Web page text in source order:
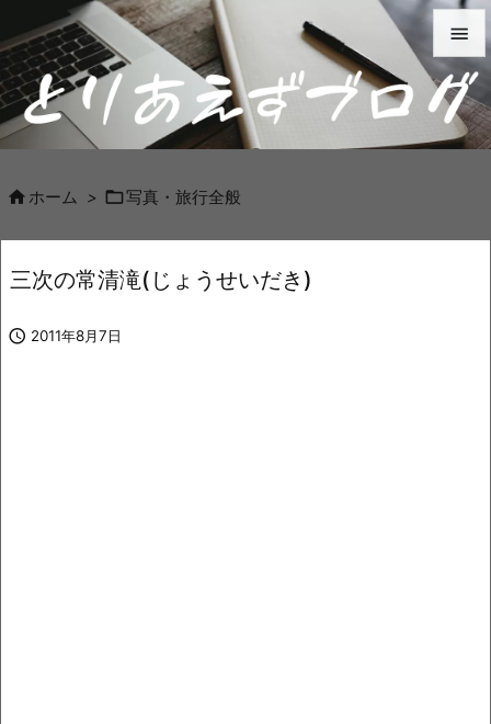


メニュ

 ホーム > 写真・旅行全般
三次の常清滝(じょうせいだき)
 2011年8月7日